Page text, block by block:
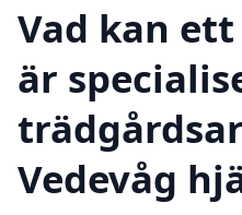
Vad kan
är
Vedevåg